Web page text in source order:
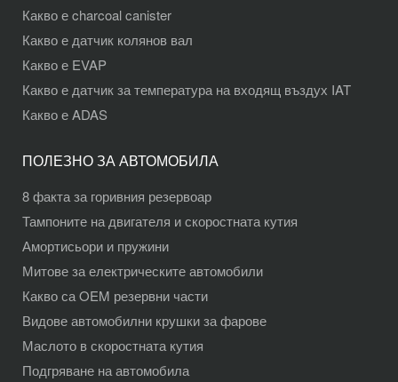
Какво е charcoal canister
Какво е датчик колянов вал
Какво е EVAP
Какво е датчик за температура на входящ въздух IAT
Какво е ADAS
ПОЛЕЗНО ЗА АВТОМОБИЛА
8 факта за горивния резервоар
Тампоните на двигателя и скоростната кутия
Амортисьори и пружини
Митове за електрическите автомобили
Какво са OEM резервни части
Видове автомобилни крушки за фарове
Маслото в скоростната кутия
Подгряване на автомобила